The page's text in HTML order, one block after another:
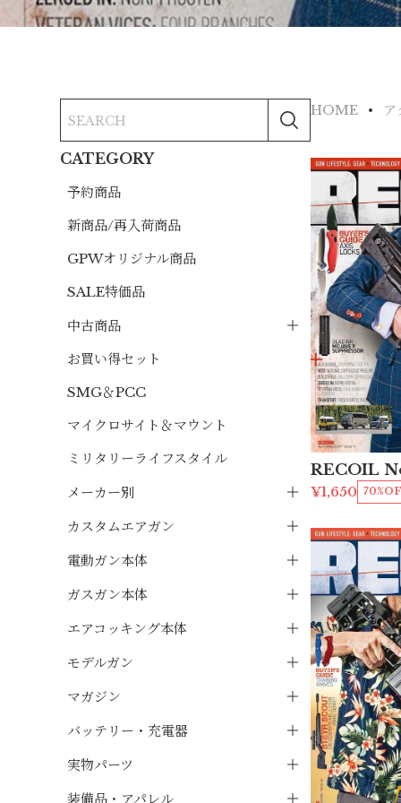
CATEGORY
予約商品
新商品/再入荷商品
GPWオリジナル商品
SALE特価品
中古商品
お買い得セット
SMG＆PCC
マイクロサイト＆マウント
ミリタリーライフスタイル
メーカー別
カスタムエアガン
電動ガン本体
ガスガン本体
エアコッキング本体
モデルガン
マガジン
バッテリー・充電器
実物パーツ
装備品・アパレル
HOME
RECOIL
¥1,650